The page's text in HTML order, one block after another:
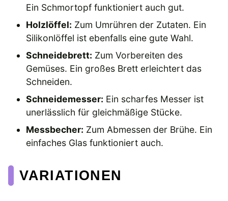
Ein Schmortopf funktioniert auch gut.
Holzlöffel: Zum Umrühren der Zutaten. Ein
Silikonlöffel ist ebenfalls eine gute Wahl.
Schneidebrett: Zum Vorbereiten des
Gemüses. Ein großes Brett erleichtert das
Schneiden.
Schneidemesser: Ein scharfes Messer ist
unerlässlich für gleichmäßige Stücke.
Messbecher: Zum Abmessen der Brühe. Ein
einfaches Glas funktioniert auch.
VARIATIONEN